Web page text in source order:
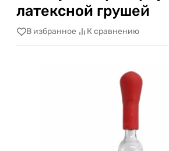
латексной грушей
В избранное К сравнению